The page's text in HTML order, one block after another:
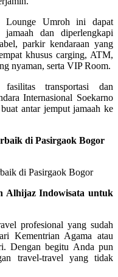
Lounge Umroh ini dapat
dan diperlengkapi
parkir kendaraan yang
khusus carging, ATM,
nyaman, serta VIP Room.
transportasi dan
Internasional Soekarno
antar jemput jamaah ke
di Pasirgaok Bogor
Alhijaz Indowisata untuk
profesional yang sudah
Kementrian Agama atau
Dengan begitu Anda pun
travel-travel yang tidak